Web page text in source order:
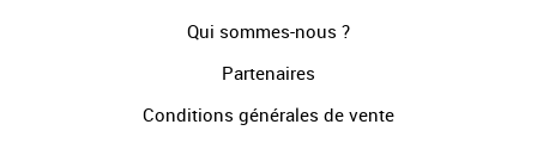
Qui sommes-nous ?
Partenaires
Conditions générales de vente